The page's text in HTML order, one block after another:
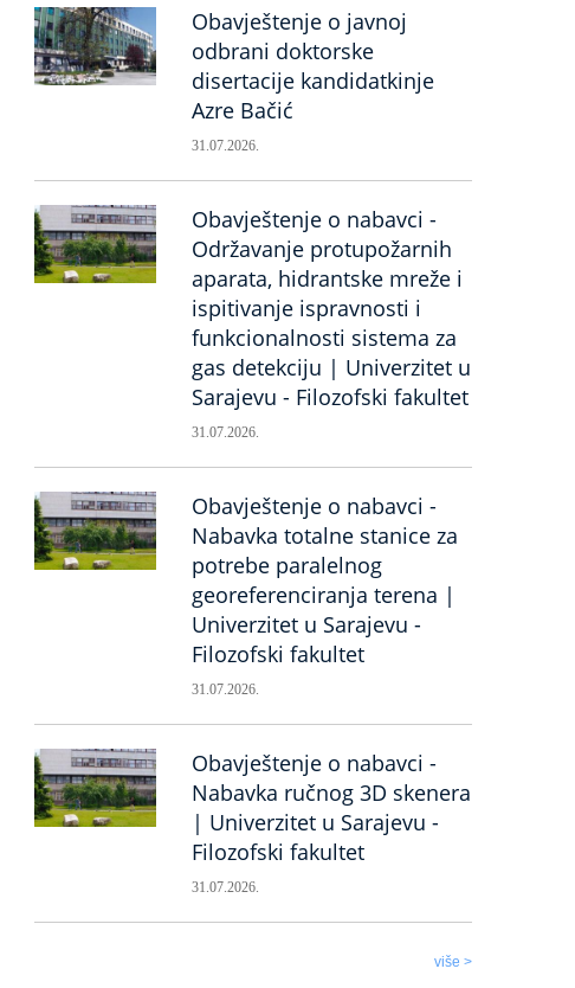
Obavještenje o javnoj
odbrani doktorske
disertacije kandidatkinje
Azre Bačić
31.07.2026.
Obavještenje o nabavci -
Održavanje protupožarnih
aparata, hidrantske mreže i
ispitivanje ispravnosti i
funkcionalnosti sistema za
gas detekciju | Univerzitet u
Sarajevu - Filozofski fakultet
31.07.2026.
Obavještenje o nabavci -
Nabavka totalne stanice za
potrebe paralelnog
georeferenciranja terena |
Univerzitet u Sarajevu -
Filozofski fakultet
31.07.2026.
Obavještenje o nabavci -
Nabavka ručnog 3D skenera
| Univerzitet u Sarajevu -
Filozofski fakultet
31.07.2026.
više >